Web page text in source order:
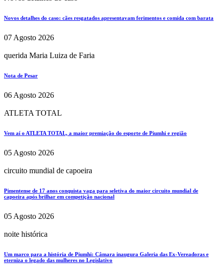
Novos detalhes do caso: cães resgatados apresentavam ferimentos e comida com barata
07 Agosto 2026
querida Maria Luiza de Faria
Nota de Pesar
06 Agosto 2026
ATLETA TOTAL
Vem aí o ATLETA TOTAL, a maior premiação do esporte de Piumhi e região
05 Agosto 2026
circuito mundial de capoeira
Pimentense de 17 anos conquista vaga para seletiva do maior circuito mundial de
capoeira após brilhar em competição nacional
05 Agosto 2026
noite histórica
Um marco para a história de Piumhi: Câmara inaugura Galeria das Ex-Vereadoras e
eterniza o legado das mulheres no Legislativo